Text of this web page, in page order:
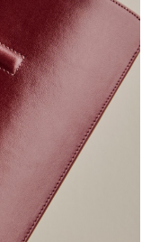
Bag is ...